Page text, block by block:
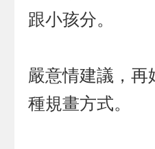
跟小孩分。
嚴意情建議，再
種規畫方式。